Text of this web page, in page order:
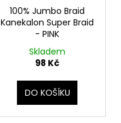
100% Jumbo Braid
Kanekalon Super Braid
- PINK
Skladem
98 Kč
DO KOŠÍKU